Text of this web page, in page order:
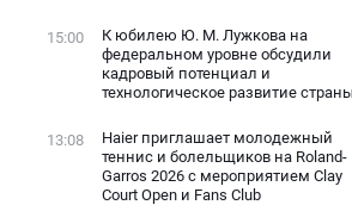
15:00
К юбилею Ю. М. Лужкова на
федеральном уровне обсудили
кадровый потенциал и
технологическое развитие страны
13:08
Haier приглашает молодежный
теннис и болельщиков на Roland-
Garros 2026 с мероприятием Clay
Court Open и Fans Club